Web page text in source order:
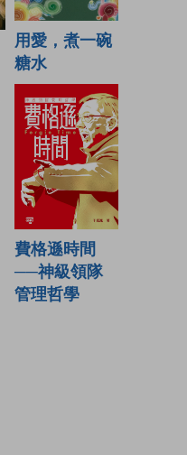
用愛，煮一碗
糖水
費格遜時間
──神級領隊
管理哲學